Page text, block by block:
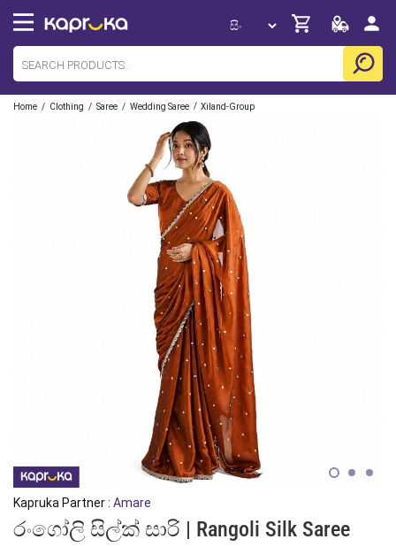
Home / Clothing / Saree / Wedding Saree / Xiland-Group
Kapruka Partner : Amare
රංගෝලි සිල්ක් සාරි | Rangoli Silk Saree